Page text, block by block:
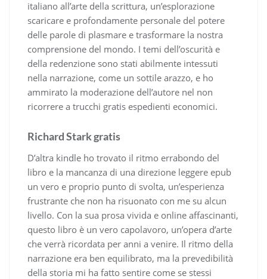
italiano all’arte della scrittura, un’esplorazione
scaricare e profondamente personale del potere
delle parole di plasmare e trasformare la nostra
comprensione del mondo. I temi dell’oscurità e
della redenzione sono stati abilmente intessuti
nella narrazione, come un sottile arazzo, e ho
ammirato la moderazione dell’autore nel non
ricorrere a trucchi gratis espedienti economici.
Richard Stark gratis
D’altra kindle ho trovato il ritmo errabondo del
libro e la mancanza di una direzione leggere epub
un vero e proprio punto di svolta, un’esperienza
frustrante che non ha risuonato con me su alcun
livello. Con la sua prosa vivida e online affascinanti,
questo libro è un vero capolavoro, un’opera d’arte
che verrà ricordata per anni a venire. Il ritmo della
narrazione era ben equilibrato, ma la prevedibilità
della storia mi ha fatto sentire come se stessi